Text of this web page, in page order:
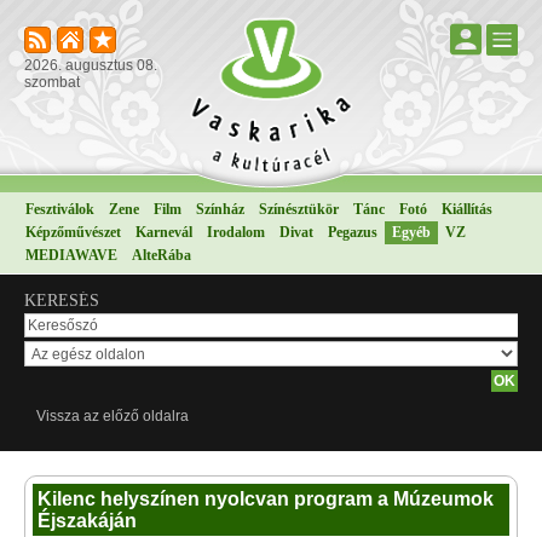
2026. augusztus 08.
szombat
Fesztiválok Zene Film Színház Színésztükör Tánc Fotó
Kiállítás
Képzőművészet
Karnevál Irodalom Divat Pegazus Egyéb
VZ
MEDIAWAVE
AlteRába
KERESÉS
Vissza az előző oldalra
Kilenc helyszínen nyolcvan program a Múzeumok
Éjszakáján